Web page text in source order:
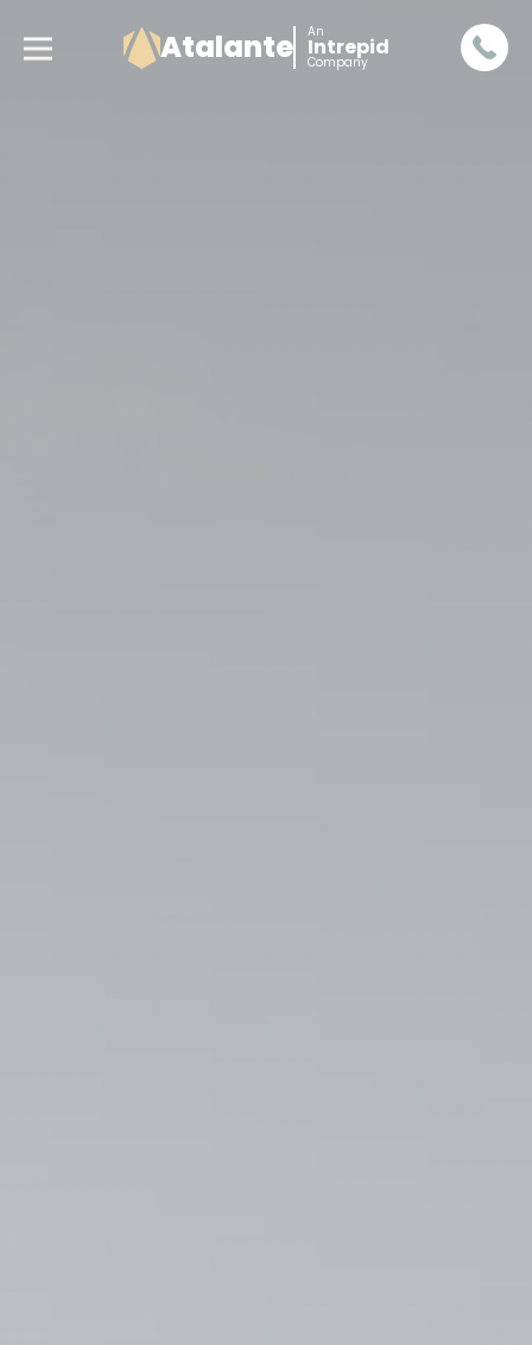
Atalante An
Intrepid
Company